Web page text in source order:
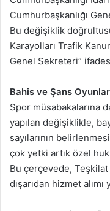
Cumhurbaşkanlığı
Bu değişiklik
Karayolları Trafik
Genel Sekreteri”
Bahis ve Şans
Spor müsabakalarına
yapılan değişiklikle,
sayılarının
çok yetki artık özel
Bu çerçevede, Teşkilat
dışarıdan hizmet